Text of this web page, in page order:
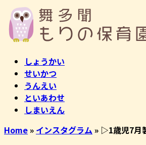
ン
テ
ー
ム
しょうかい
せいかつ
うんえい
といあわせ
しまいえん
Home» インスタグラム » ▷1歳児7月